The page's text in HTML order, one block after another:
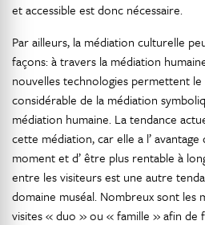
et accessible est donc nécessaire.
Par ailleurs, la médiation culturelle
façons: à travers la médiation
nouvelles technologies permettent
considérable de la médiation
médiation humaine. La tendance
cette médiation, car elle a l’
moment et d’ être plus rentable à
entre les visiteurs est une autre
domaine muséal. Nombreux sont les
visites « duo » ou « famille » afin de